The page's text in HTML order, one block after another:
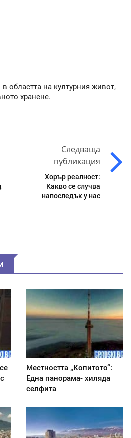
областта на културния живот,
хранене.
Следваща
публикация
Хорър реалност:
Какво се случва
напоследък у нас
Местността „Копитото“:
Една панорама- хиляда
селфита